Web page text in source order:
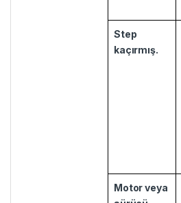
Step
kaçırmış.
Motor veya